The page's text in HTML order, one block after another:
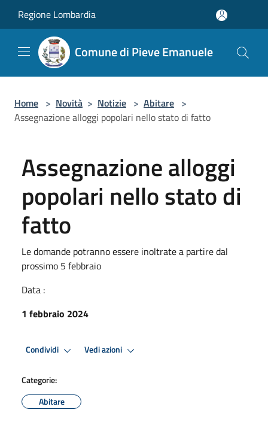
Regione Lombardia
Comune di Pieve Emanuele
Home > Novità > Notizie > Abitare >
Assegnazione alloggi popolari nello stato di fatto
Assegnazione alloggi
popolari nello stato di
fatto
Le domande potranno essere inoltrate a partire dal
prossimo 5 febbraio
Data :
1 febbraio 2024
Condividi Vedi azioni
Categorie:
Abitare